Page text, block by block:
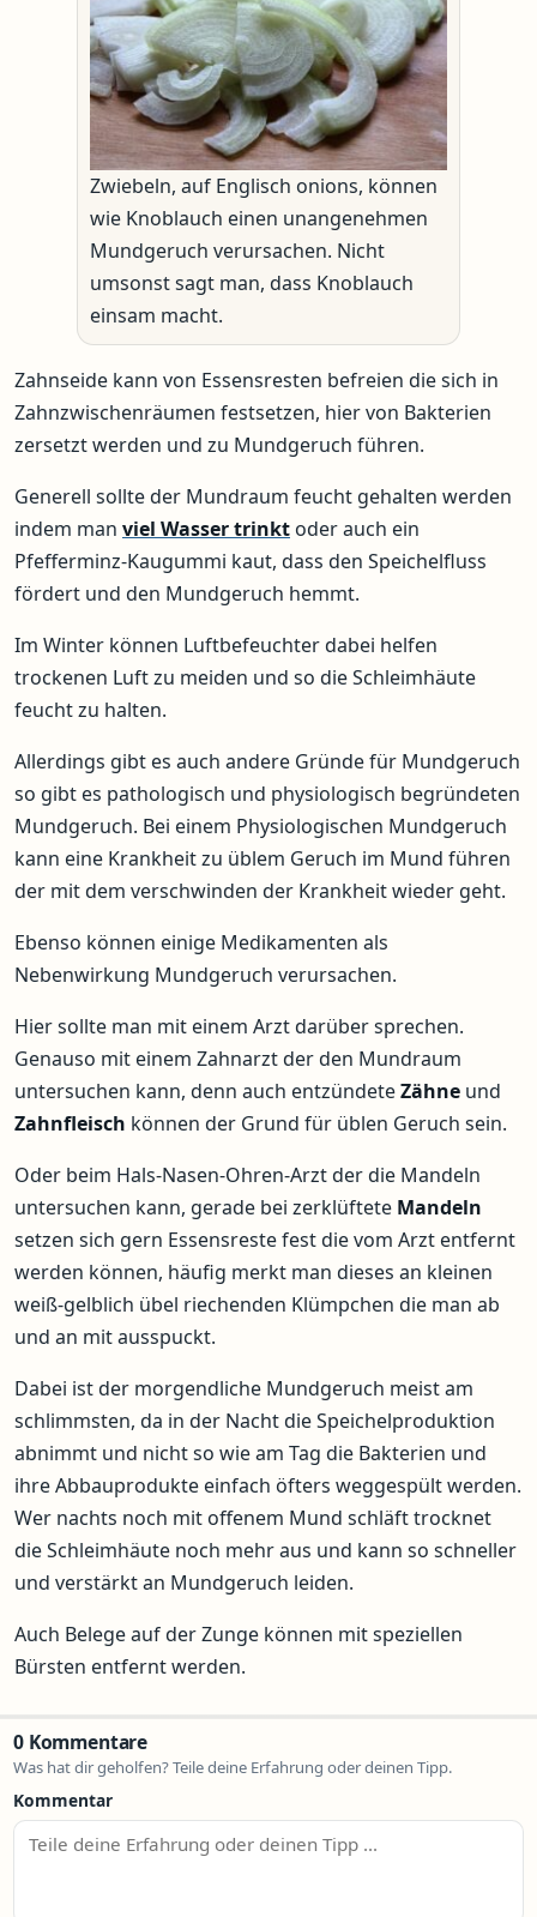
Zwiebeln, auf Englisch onions, können
wie Knoblauch einen unangenehmen
Mundgeruch verursachen. Nicht
umsonst sagt man, dass Knoblauch
einsam macht.
Zahnseide kann von Essensresten befreien die sich in
Zahnzwischenräumen festsetzen, hier von Bakterien
zersetzt werden und zu Mundgeruch führen.
Generell sollte der Mundraum feucht gehalten werden
indem man viel Wasser trinkt oder auch ein
Pfefferminz-Kaugummi kaut, dass den Speichelfluss
fördert und den Mundgeruch hemmt.
Im Winter können Luftbefeuchter dabei helfen
trockenen Luft zu meiden und so die Schleimhäute
feucht zu halten.
Allerdings gibt es auch andere Gründe für Mundgeruch
so gibt es pathologisch und physiologisch begründeten
Mundgeruch. Bei einem Physiologischen Mundgeruch
kann eine Krankheit zu üblem Geruch im Mund führen
der mit dem verschwinden der Krankheit wieder geht.
Ebenso können einige Medikamenten als
Nebenwirkung Mundgeruch verursachen.
Hier sollte man mit einem Arzt darüber sprechen.
Genauso mit einem Zahnarzt der den Mundraum
untersuchen kann, denn auch entzündeteZähne und
Zahnfleisch können der Grund für üblen Geruch sein.
Oder beim Hals-Nasen-Ohren-Arzt der die Mandeln
untersuchen kann, gerade bei zerklüftete Mandeln
setzen sich gern Essensreste fest die vom Arzt entfernt
werden können, häufig merkt man dieses an kleinen
weiß-gelblich übel riechenden Klümpchen die man ab
und an mit ausspuckt.
Dabei ist der morgendliche Mundgeruch meist am
schlimmsten, da in der Nacht die Speichelproduktion
abnimmt und nicht so wie am Tag die Bakterien und
ihre Abbauprodukte einfach öfters weggespült werden.
Wer nachts noch mit offenem Mund schläft trocknet
die Schleimhäute noch mehr aus und kann so schneller
und verstärkt an Mundgeruch leiden.
Auch Belege auf der Zunge können mit speziellen
Bürsten entfernt werden.
0 Kommentare
Was hat dir geholfen? Teile deine Erfahrung oder deinen Tipp.
Kommentar